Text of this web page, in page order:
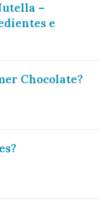
–
e
Chocolate?